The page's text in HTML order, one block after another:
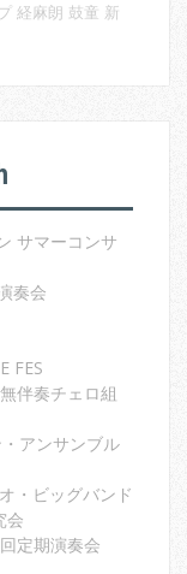
経麻朗 鼓童 新
サマーコンサ
奏会
FES
伴奏チェロ組
アンサンブル
・ビッグバンド
会
定期演奏会